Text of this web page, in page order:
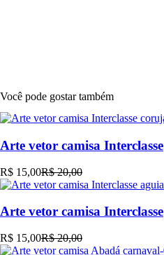
Você pode gostar também
Arte vetor camisa Interclasse
R$20,00
O
preço
era:
R$ 15,00
O
preço
é:
Arte vetor camisa Interclasse
R$20,00
O
R$ 15,00
O